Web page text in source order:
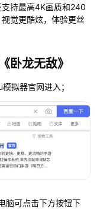
持最高4K画质和240
觉更酷炫，体验更丝
卧龙无敌》
拟器官网进入；
脑可点击下方按钮下